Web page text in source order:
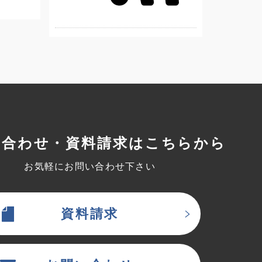
わせ・資料請求はこちらから
お気軽にお問い合わせ下さい
資料請求